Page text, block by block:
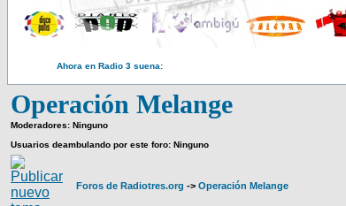
Ahora en Radio 3 suena:
Operación Melange
Moderadores: Ninguno
Usuarios deambulando por este foro: Ninguno
Foros de Radiotres.org -> Operación Melange